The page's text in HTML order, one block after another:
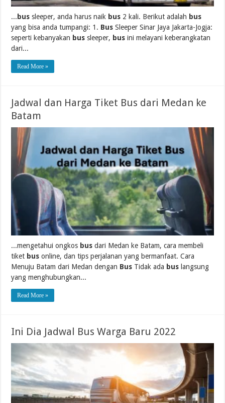
... bus sleeper, anda harus naik bus 2 kali. Berikut adalah bus
yang bisa anda tumpangi: 1. Bus Sleeper Sinar Jaya Jakarta-Jogja:
seperti kebanyakan bus sleeper, bus ini melayani keberangkatan
dari...
Read More »
Jadwal dan Harga Tiket Bus dari Medan ke
Batam
...mengetahui ongkos bus dari Medan ke Batam, cara membeli
tiket bus online, dan tips perjalanan yang bermanfaat. Cara
Menuju Batam dari Medan dengan Bus Tidak ada bus langsung
yang menghubungkan...
Read More »
Ini Dia Jadwal Bus Warga Baru 2022